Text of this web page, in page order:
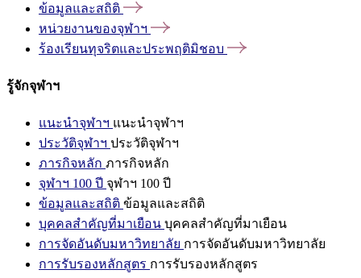
ข้อมูลและสถิติ
หน่วยงานของจุฬาฯ
ร้องเรียนทุจริตและประพฤติมิชอบ
รู้จักจุฬาฯ
แนะนำจุฬาฯ แนะนำจุฬาฯ
ประวัติจุฬาฯ ประวัติจุฬาฯ
ภารกิจหลัก ภารกิจหลัก
จุฬาฯ 100 ปี จุฬาฯ 100 ปี
ข้อมูลและสถิติ ข้อมูลและสถิติ
บุคคลสำคัญที่มาเยือน บุคคลสำคัญที่มาเยือน
การจัดอันดับมหาวิทยาลัย การจัดอันดับมหาวิทยาลัย
การรับรองหลักสูตร การรับรองหลักสูตร